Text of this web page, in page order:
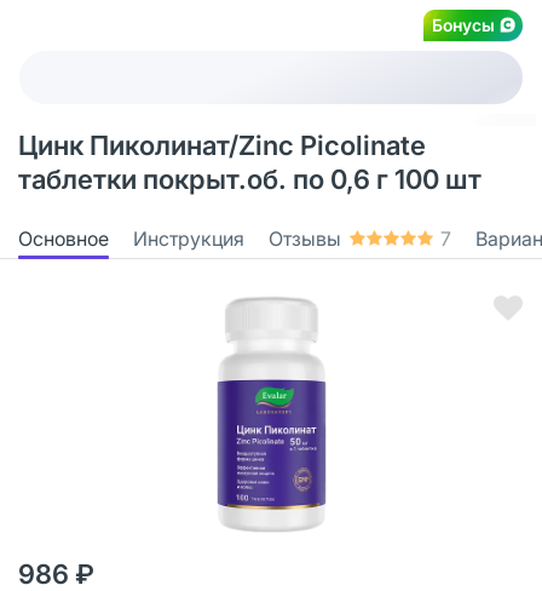
Бонусы
Цинк Пиколинат/Zinc Picolinate
таблетки покрыт.об. по 0,6 г 100 шт
Основное Инструкция Отзывы 7
986 ₽